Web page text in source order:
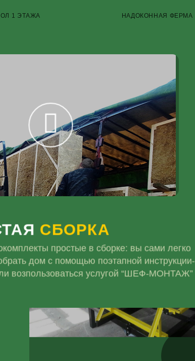
1 ЭТАЖА НАДОКОННАЯ ФЕРМА
СБОРКА
простые в сборке: вы сами легко
дом с помощью поэтапной инструкции-
возпользоваться услугой “ШЕФ-МОНТАЖ”